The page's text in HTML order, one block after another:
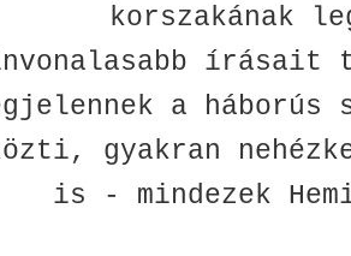
korszakának
írásait
a
gyakran
is - mindezek